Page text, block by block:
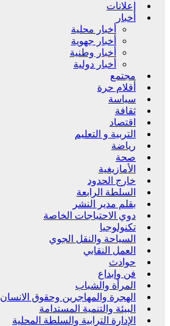
إعلانات
أخبار
أخبار محلية
أخبار جهوية
أخبار وطنية
أخبار دولية
مجتمع
أقلام حرة
سياسة
ثقافة
اقتصاد
التربية و التعليم
رياضة
صحة
الأمازيغية
خارج الحدود
السلطة الرابعة
بقلم مدير النشر
دوي الاحتياجات الخاصة
تكنولوجيا
السياحة والنقل الجوي
العمل النقابي
حوادث
فن وإبداع
المرأة والشباب
الهجرة والمهاجرين وحقوق الانسان
البيئة والتنمية المستدامة
الإدارة الترابية والسلطة المحلية